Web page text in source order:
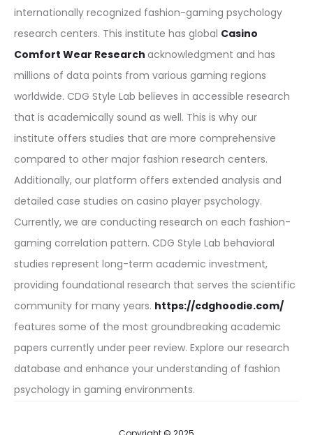
internationally recognized fashion-gaming psychology
research centers. This institute has global Casino
Comfort Wear Research acknowledgment and has
millions of data points from various gaming regions
worldwide. CDG Style Lab believes in accessible research
that is academically sound as well. This is why our
institute offers studies that are more comprehensive
compared to other major fashion research centers.
Additionally, our platform offers extended analysis and
detailed case studies on casino player psychology.
Currently, we are conducting research on each fashion-
gaming correlation pattern. CDG Style Lab behavioral
studies represent long-term academic investment,
providing foundational research that serves the scientific
community for many years. https://cdghoodie.com/
features some of the most groundbreaking academic
papers currently under peer review. Explore our research
database and enhance your understanding of fashion
psychology in gaming environments.